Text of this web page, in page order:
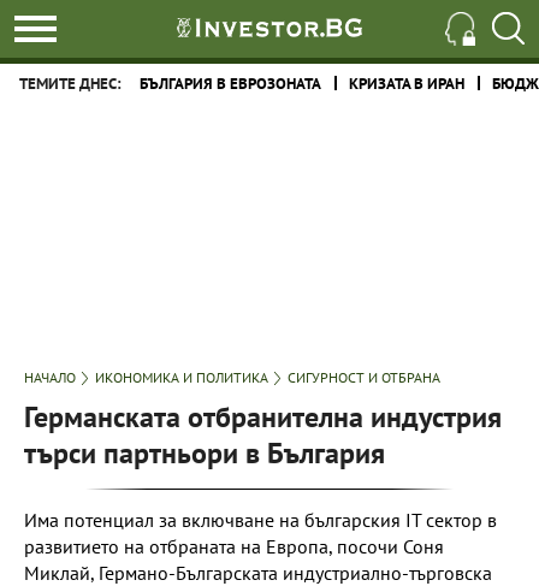
ТЕМИТЕ ДНЕС: БЪЛГАРИЯ В ЕВРОЗОНАТА КРИЗАТА В ИРАН
НАЧАЛО ИКОНОМИКА И ПОЛИТИКА СИГУРНОСТ И ОТБРАНА
Германската отбранителна индустрия
търси партньори в България
Има потенциал за включване на българския IT сектор в
развитието на отбраната на Европа, посочи Соня
Миклай, Германо-Българската индустриално-търговска